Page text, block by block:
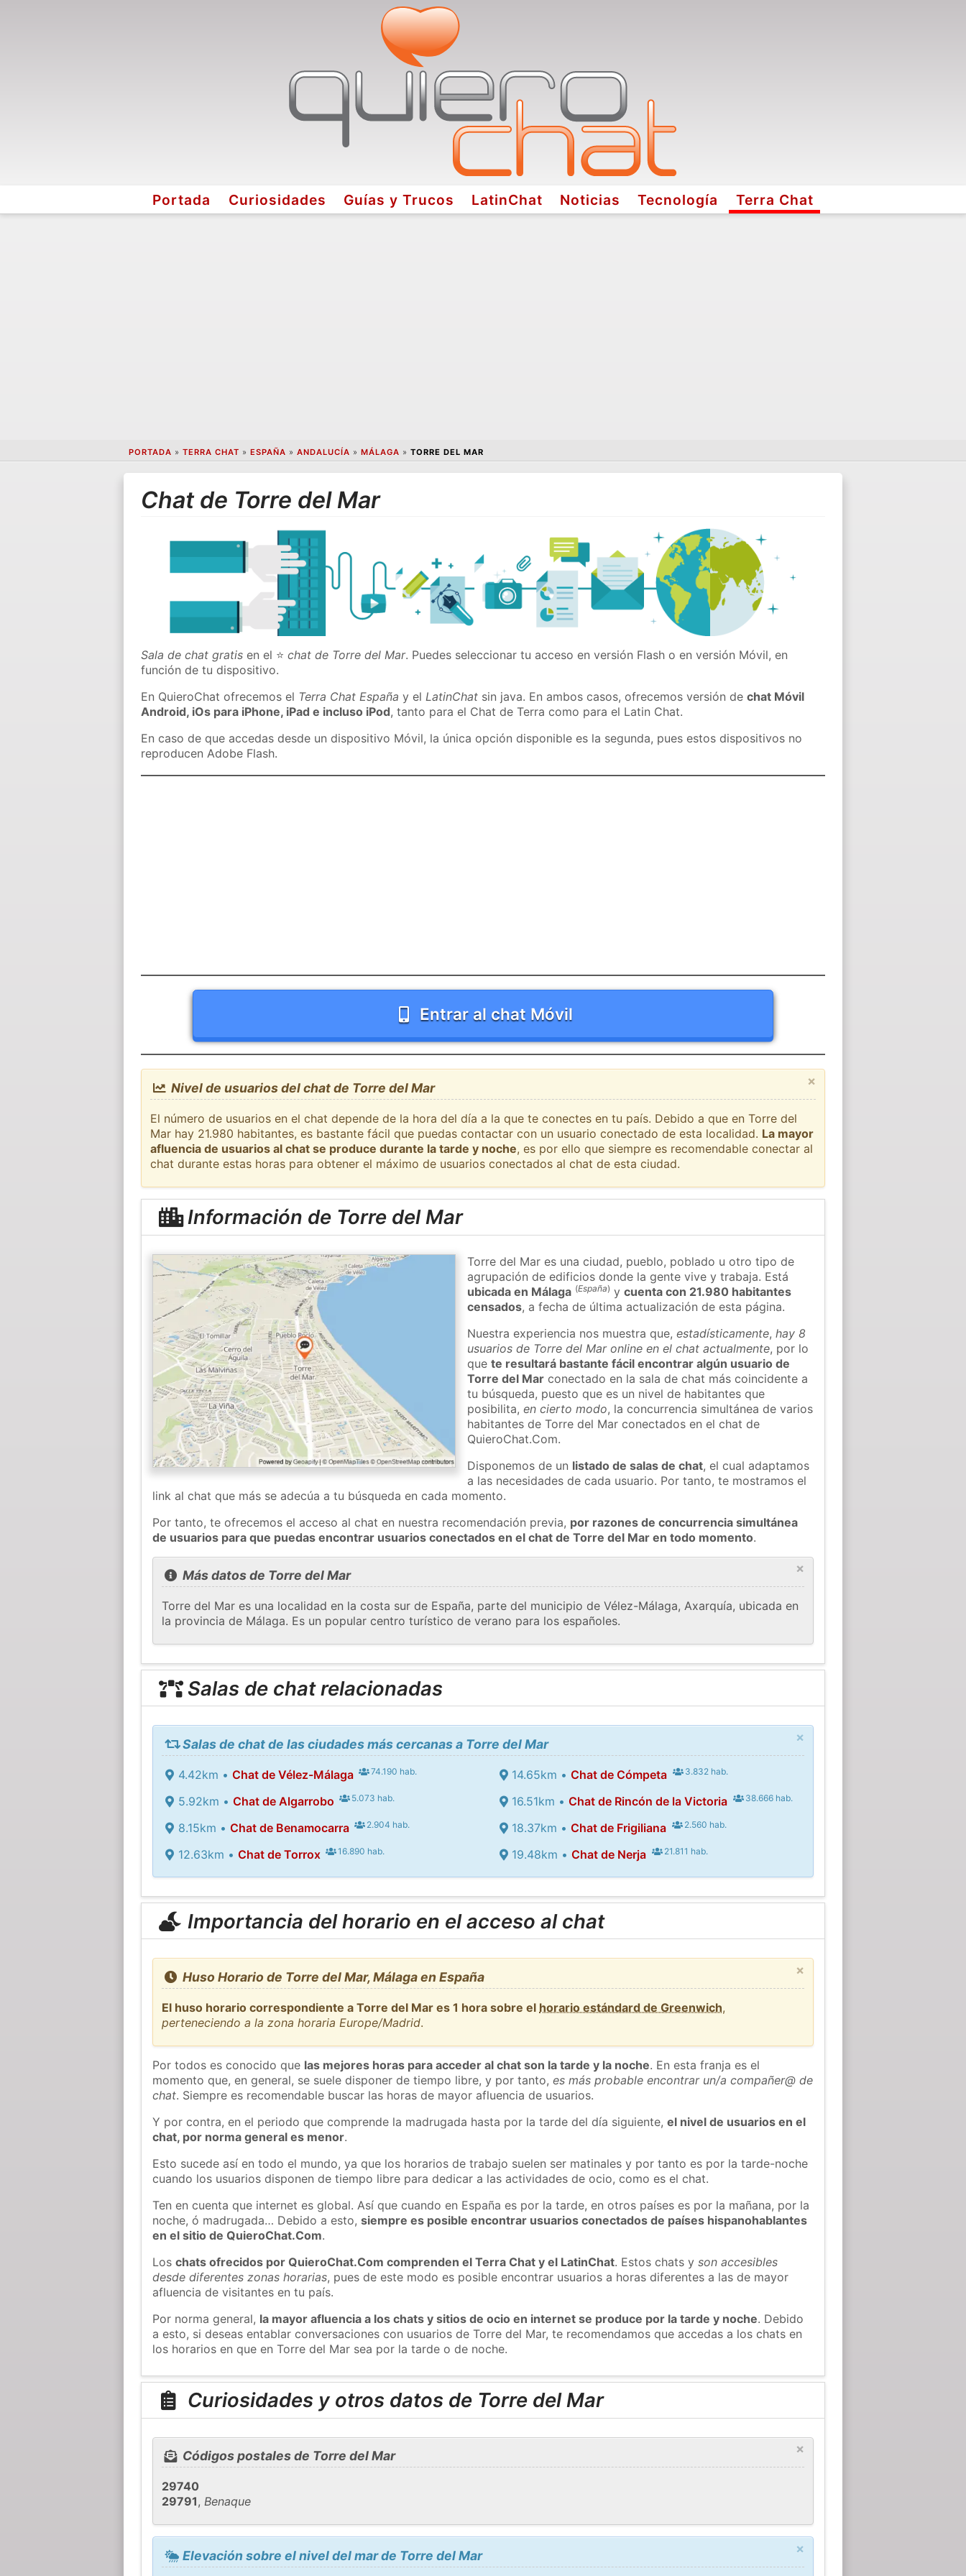
Portada Curiosidades Guías y Trucos LatinChat Noticias Tecnología Terra Chat
PORTADA » TERRA CHAT » ESPAÑA » ANDALUCÍA » MÁLAGA » TORRE DEL MAR
Chat de Torre del Mar
Sala de chat gratis en el ⭐chat de Torre del Mar. Puedes seleccionar tu acceso en versión Flash o en versión Móvil, en
función de tu dispositivo.
En QuieroChat ofrecemos el Terra Chat España y elLatinChat sin java. En ambos casos, ofrecemos versión dechat Móvil
Android, iOs para iPhone, iPad e incluso iPod, tanto para el Chat de Terra como para el Latin Chat.
En caso de que accedas desde un dispositivo Móvil, la única opción disponible es la segunda, pues estos dispositivos no
reproducen Adobe Flash.
Entrar al chat Móvil
×
Nivel de usuarios del chat de Torre del Mar
El número de usuarios en el chat depende de la hora del día a la que te conectes en tu país. Debido a que en Torre del
Mar hay 21.980 habitantes, es bastante fácil que puedas contactar con un usuario conectado de esta localidad. La mayor
afluencia de usuarios al chat se produce durante la tarde y noche, es por ello que siempre es recomendable conectar al
chat durante estas horas para obtener el máximo de usuarios conectados al chat de esta ciudad.
Información de Torre del Mar
Torre del Mar es una ciudad, pueblo, poblado u otro tipo de
agrupación de edificios donde la gente vive y trabaja. Está
ubicada en Málaga (España) ycuenta con 21.980 habitantes
censados, a fecha de última actualización de esta página.
Nuestra experiencia nos muestra que,estadísticamente,hay 8
usuarios de Torre del Mar online en el chat actualmente, por lo
quete resultará bastante fácil encontrar algún usuario de
Torre del Mar conectado en la sala de chat más coincidente a
tu búsqueda, puesto que es un nivel de habitantes que
posibilita,en cierto modo, la concurrencia simultánea de varios
habitantes de Torre del Mar conectados en el chat de
QuieroChat.Com.
Disponemos de un listado de salas de chat, el cual adaptamos
a las necesidades de cada usuario. Por tanto, te mostramos el
link al chat que más se adecúa a tu búsqueda en cada momento.
Por tanto, te ofrecemos el acceso al chat en nuestra recomendación previa, por razones de concurrencia simultánea
de usuarios para que puedas encontrar usuarios conectados en el chat de Torre del Mar en todo momento.
×
Más datos de Torre del Mar
Torre del Mar es una localidad en la costa sur de España, parte del municipio de Vélez-Málaga, Axarquía, ubicada en
la provincia de Málaga. Es un popular centro turístico de verano para los españoles.
Salas de chat relacionadas
×
Salas de chat de las ciudades más cercanas a Torre del Mar
4.42km • Chat de Vélez-Málaga 74.190 hab.
5.92km • Chat de Algarrobo 5.073 hab.
8.15km • Chat de Benamocarra 2.904 hab.
12.63km • Chat de Torrox 16.890 hab.
14.65km •Chat de Cómpeta 3.832 hab.
16.51km •Chat de Rincón de la Victoria 38.666 hab.
18.37km •Chat de Frigiliana 2.560 hab.
19.48km •Chat de Nerja 21.811 hab.
Importancia del horario en el acceso al chat
×
Huso Horario de Torre del Mar, Málaga en España
El huso horario correspondiente a Torre del Mar es 1 hora sobre el horario estándard de Greenwich,
perteneciendo a la zona horaria Europe/Madrid.
Por todos es conocido que las mejores horas para acceder al chat son la tarde y la noche. En esta franja es el
momento que, en general, se suele disponer de tiempo libre, y por tanto,es más probable encontrar un/a compañer@ de
chat. Siempre es recomendable buscar las horas de mayor afluencia de usuarios.
Y por contra, en el periodo que comprende la madrugada hasta por la tarde del día siguiente,el nivel de usuarios en el
chat, por norma general es menor.
Esto sucede así en todo el mundo, ya que los horarios de trabajo suelen ser matinales y por tanto es por la tarde-noche
cuando los usuarios disponen de tiempo libre para dedicar a las actividades de ocio, como es el chat.
Ten en cuenta que internet es global. Así que cuando en España es por la tarde, en otros países es por la mañana, por la
noche, ó madrugada… Debido a esto,siempre es posible encontrar usuarios conectados de países hispanohablantes
en el sitio de QuieroChat.Com.
Loschats ofrecidos por QuieroChat.Com comprenden el Terra Chat y el LatinChat. Estos chats yson accesibles
desde diferentes zonas horarias, pues de este modo es posible encontrar usuarios a horas diferentes a las de mayor
afluencia de visitantes en tu país.
Por norma general, la mayor afluencia a los chats y sitios de ocio en internet se produce por la tarde y noche. Debido
a esto, si deseas entablar conversaciones con usuarios de Torre del Mar, te recomendamos que accedas a los chats en
los horarios en que en Torre del Mar sea por la tarde o de noche.
Curiosidades y otros datos de Torre del Mar
×
Códigos postales de Torre del Mar
29740
29791,Benaque
×
Elevación sobre el nivel del mar de Torre del Mar